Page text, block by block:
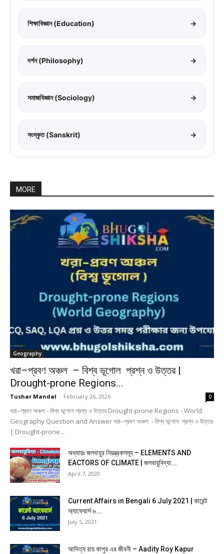
শিক্ষাবিজ্ঞান (Education) →
দর্শন (Philosophy) →
সমাজবিজ্ঞান (Sociology) →
সংস্কৃত (Sanskrit) →
MORE
Geography
খরা–প্রবণ অঞ্চল – বিশ্ব ভূগোল প্রশ্ন ও উত্তর |
Drought-prone Regions...
Tushar Mandal - February 26, 2026 0
খরা–প্রবণ অঞ্চল - বিশ্ব ভূগোল প্রশ্ন ও উত্তর Drought-prone Regions - World
Geography Question and Answer খরা–প্রবণ অঞ্চল - বিশ্ব ভূগোল প্রশ্ন ও উত্তর
| Drought-prone...
অধ্যায়ঃ জলবায়ুর নিয়ন্ত্রকসমূহ – ELEMENTS AND
EACTORS OF CLIMATE | জলবায়ুবিদ্যা...
April 7, 2020
Current Affairs in Bengali 6 July 2021 | কারেন্ট
অ্যাফেয়ার্স ৬...
July 5, 2021
আদিত্য রায় কাপুর এর জীবনী – Aadity Roy Kapur